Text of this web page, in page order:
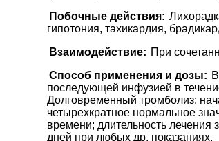
Побочные действия:
гипотония, тахикардия,
Взаимодействие: При
Способ применения и дозы:
последующей инфузией в
Долговременный тромболиз:
четырехкратное нормальное
времени; длительность лечения
дней при любых др. показаниях.